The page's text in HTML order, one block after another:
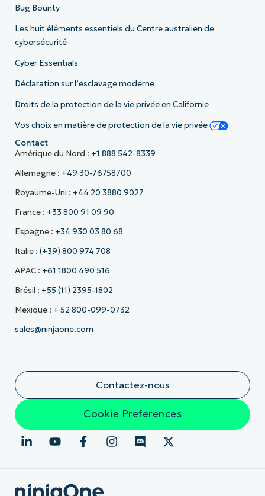
Bug Bounty
Les huit éléments essentiels du Centre australien de
cybersécurité
Cyber Essentials
Déclaration sur l’esclavage moderne
Droits de la protection de la vie privée en Californie
Vos choix en matière de protection de la vie privée
Contact
Amérique du Nord : +1 888 542-8339
Allemagne : +49 30-76758700
Royaume-Uni : +44 20 3880 9027
France : +33 800 91 09 90
Espagne : +34 930 03 80 68
Italie : (+39) 800 974 708
APAC : +61 1800 490 516
Brésil : +55 (11) 2395-1802
Mexique : + 52 800-099-0732
sales@ninjaone.com
Contactez-nous
Cookie Preferences